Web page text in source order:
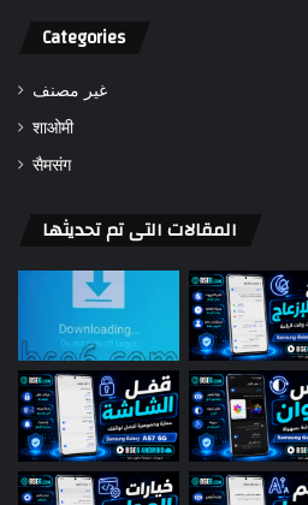
Categories
غير مصنف
शाओमी
सैमसंग
المقالات التى تم تحديثها